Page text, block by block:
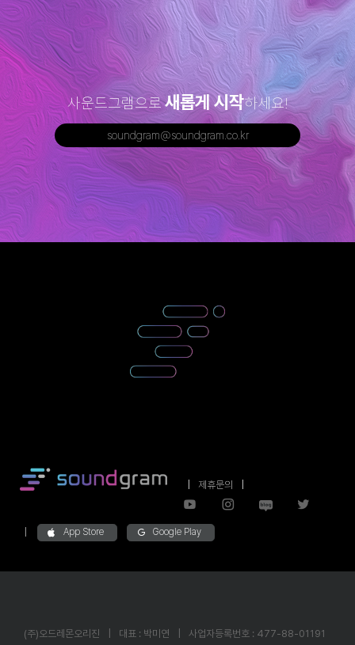
사운드그램으로새롭게 시작하세요!
soundgram@soundgram.co.kr
제휴문의
App Store Google Play
(주)오드레몬오리진 대표 : 박미연
사업자등록번호 : 477-88-01191